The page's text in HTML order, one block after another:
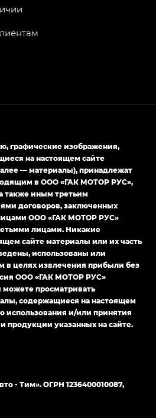
графические изображения,
на настоящем сайте
— материалы), принадлежат
в ООО «ГАК МОТОР РУС»,
также иным третьим
договоров, заключенных
ООО «ГАК МОТОР РУС»
лицами. Никакие
сайте материалы или их часть
использованы или
в целях извлечения прибыли без
ООО «ГАК МОТОР РУС»
просматривать
содержащиеся на настоящем
использования и/или принятия
продукции указанных на сайте.
- Тим». ОГРН 1236400010087,